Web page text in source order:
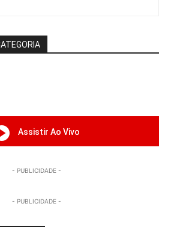
Assistir Ao Vivo
- PUBLICIDADE -
- PUBLICIDADE -